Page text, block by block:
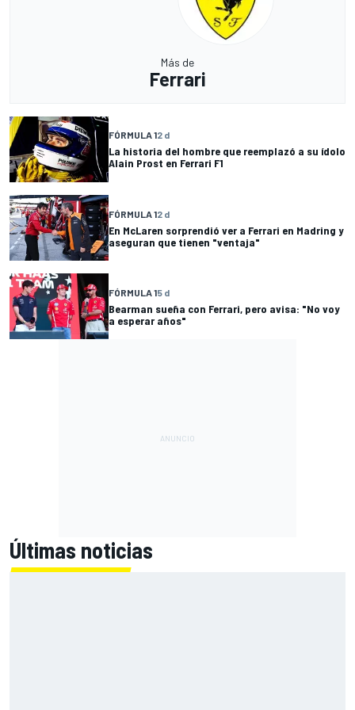
Más de
Ferrari
FÓRMULA 12 d
La historia del hombre que reemplazó a su ídolo
Alain Prost en Ferrari F1
FÓRMULA 12 d
En McLaren sorprendió ver a Ferrari en Madring y
aseguran que tienen "ventaja"
FÓRMULA 15 d
Bearman sueña con Ferrari, pero avisa: "No voy
a esperar años"
Últimas noticias